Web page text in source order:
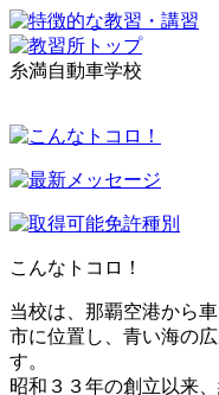
糸満自動車学校
こんなトコロ！
当校は、那覇空港から
市に位置し、青い海の
す。
昭和３３年の創立以来